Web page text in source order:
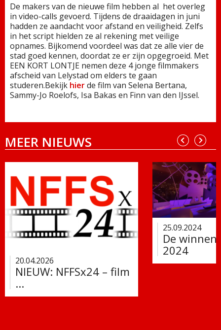
De makers van de nieuwe film hebben al het overleg
in video-calls gevoerd. Tijdens de draaidagen in juni
hadden ze aandacht voor afstand en veiligheid. Zelfs
in het script hielden ze al rekening met veilige
opnames. Bijkomend voordeel was dat ze alle vier de
stad goed kennen, doordat ze er zijn opgegroeid. Met
EEN KORT LONTJE nemen deze 4 jonge filmmakers
afscheid van Lelystad om elders te gaan
studeren.Bekijk hierde film van Selena Bertana,
Sammy-Jo Roelofs, Isa Bakas en Finn van den IJssel.
MEER NIEUWS
20.04.2026
NIEUW: NFFSx24 – film
...
25.09.2024
De
2024